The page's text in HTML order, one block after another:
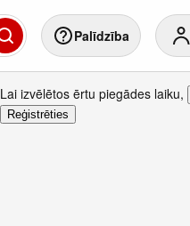
Palīdzība
Lai izvēlētos ērtu piegādes laiku,
Reģistrēties